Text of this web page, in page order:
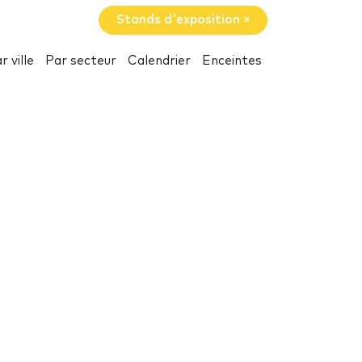
Stands d'exposition »
ville Par secteur Calendrier Enceintes